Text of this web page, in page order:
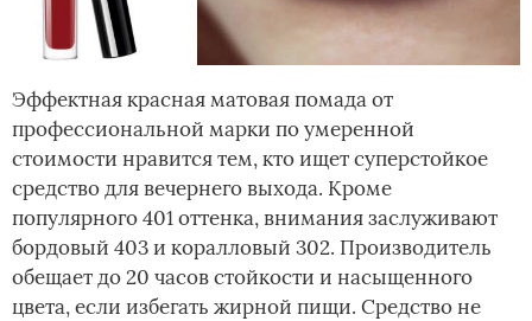
Эффектная красная матовая помада от
профессиональной марки по умеренной
стоимости нравится тем, кто ищет суперстойкое
средство для вечернего выхода. Кроме
популярного 401 оттенка, внимания заслуживают
бордовый 403 и коралловый 302. Производитель
обещает до 20 часов стойкости и насыщенного
цвета, если избегать жирной пищи. Средство не